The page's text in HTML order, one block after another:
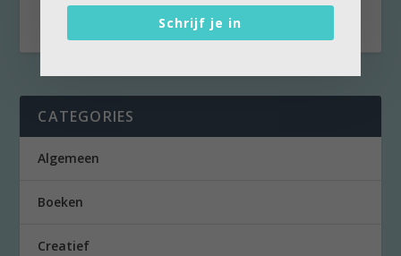
CATEGORIES
Algemeen
Boeken
Creatief
Schrijf je in